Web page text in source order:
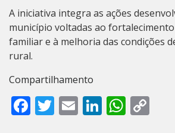
A iniciativa integra as ações
município voltadas ao
familiar e à melhoria das condições
rural.
Compartilhamento
Facebook
Twitter
EmailLinkedIn